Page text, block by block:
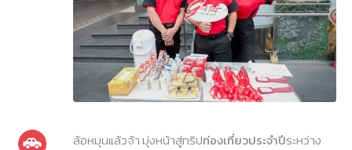
ล้อหมุนแล้วจ้า มุ่งหน้าสู่ทริปท่องเที่ยวประจำปีระหว่าง